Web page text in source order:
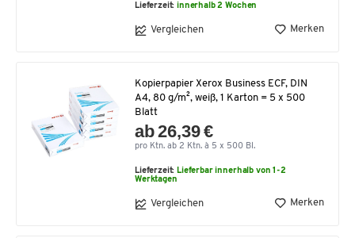
Lieferzeit:innerhalb 2 Wochen
Vergleichen Merken
Kopierpapier Xerox Business ECF, DIN
A4, 80 g/m², weiß, 1 Karton = 5 x 500
Blatt
ab 26,39 €
pro Ktn. ab 2 Ktn. à 5 x 500 Bl.
Lieferzeit: Lieferbar innerhalb von 1-2
Werktagen
Vergleichen Merken